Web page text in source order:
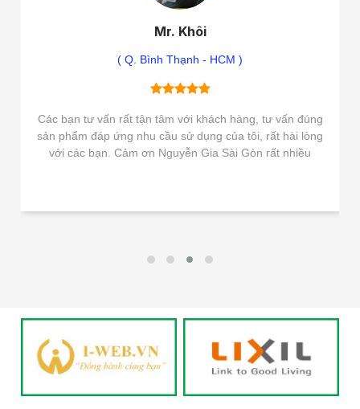
Mr. Khôi
( Q. Bình Thạnh - HCM )
Các bạn tư vấn rất tận tâm với khách hàng, tư vấn đúng
sản phẩm đáp ứng nhu cầu sử dụng của tôi, rất hài lòng
với các bạn. Cảm ơn Nguyễn Gia Sài Gòn rất nhiều